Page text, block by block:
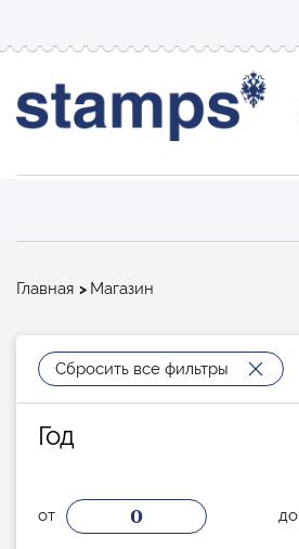
Строка
Главная Магазин
Сбросить все фильтры
Год
от 0 до